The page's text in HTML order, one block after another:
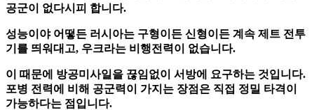
공군이 없다시피 합니다.
성능이야 어떻든 러시아는 구형이든 신형이든 계속 제트 전투
기를 띄워대고, 우크라는 비행전력이 없습니다.
이 때문에 방공미사일을 끊임없이 서방에 요구하는 것입니다.
포병 전력에 비해 공군력이 가지는 장점은 직접 정밀 타격이
가능하다는 점입니다.